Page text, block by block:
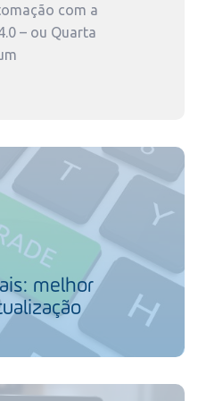
com a
– ou Quarta
melhor